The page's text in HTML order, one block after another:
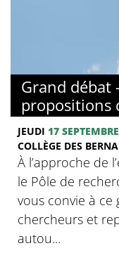
Grand débat
propositions
JEUDI 17 SEPTEMBRE
COLLÈGE DES
À l’approche de
le Pôle de
vous convie à
chercheurs et
autou...